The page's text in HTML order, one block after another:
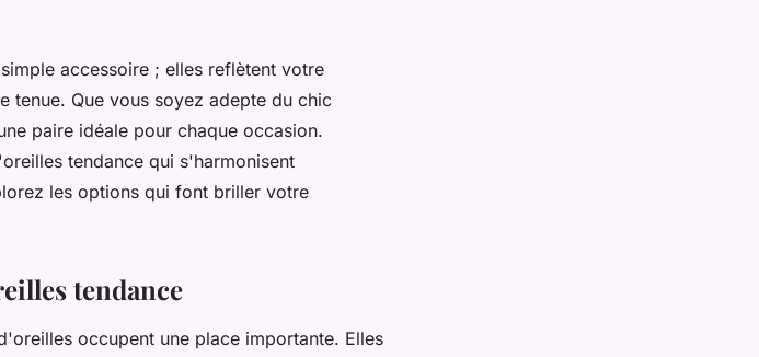
accessoire ; elles reflètent votre
tenue. Que vous soyez adepte du chic
paire idéale pour chaque occasion.
tendance qui s'harmonisent
les options qui font briller votre
tendance
occupent une place importante. Elles